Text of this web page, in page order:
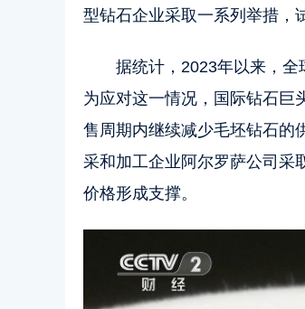
型钻石企业采取一系列举措，
据统计，2023年以来，全
为应对这一情况，国际钻石巨
售周期内继续减少毛坯钻石的
采和加工企业阿尔罗萨公司采
价格形成支撑。